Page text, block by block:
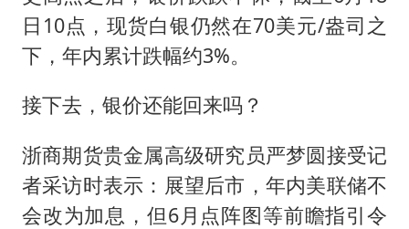
日10点，现货白银仍然在70美元/盎司之
下，年内累计跌幅约3%。
接下去，银价还能回来吗？
浙商期货贵金属高级研究员严梦圆接受记
者采访时表示：展望后市，年内美联储不
会改为加息，但6月点阵图等前瞻指引令